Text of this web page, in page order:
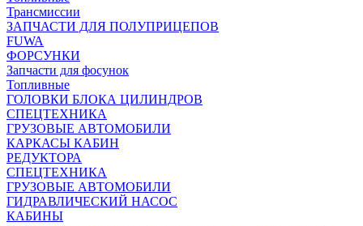
Трансмиссии
ЗАПЧАСТИ ДЛЯ ПОЛУПРИЦЕПОВ
FUWA
ФОРСУНКИ
Запчасти для фосунок
Топливные
ГОЛОВКИ БЛОКА ЦИЛИНДРОВ
СПЕЦТЕХНИКА
ГРУЗОВЫЕ АВТОМОБИЛИ
КАРКАСЫ КАБИН
РЕДУКТОРА
СПЕЦТЕХНИКА
ГРУЗОВЫЕ АВТОМОБИЛИ
ГИДРАВЛИЧЕСКИЙ НАСОС
КАБИНЫ